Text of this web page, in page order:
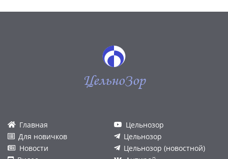
ЦельноЗор
Главная
Для новичков
Новости
Цельнозор
Цельнозор
Цельнозор (новостной)